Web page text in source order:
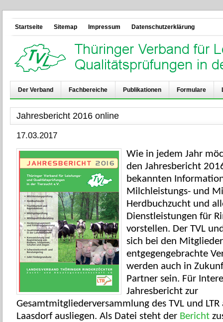
Startseite Sitemap Impressum Datenschutzerklärung
Der Verband Fachbereiche Publikationen Formulare
Jahresbericht 2016 online
17.03.2017
Wie in jedem Jahr
den Jahresbericht
bekannten
Milchleistungs- und
Herdbuchzucht und
Dienstleistungen für
vorstellen. Der TVL
sich bei den
entgegengebrachte
werden auch in
Partner sein. Für
Jahresbericht zur
Gesamtmitgliederversammlung des TVL und
Laasdorf ausliegen. Als Datei steht der Bericht